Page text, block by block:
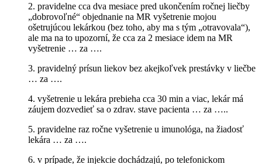
2. pravidelne cca dva mesiace pred ukončením ročnej liečby
„dobrovoľné“ objednanie na MR vyšetrenie mojou
ošetrujúcou lekárkou (bez toho, aby ma s tým „otravovala“),
ale ma na to upozorní, že cca za 2 mesiace idem na MR
vyšetrenie … za ….
3. pravidelný prísun liekov bez akejkoľvek prestávky v liečbe
… za ….
4. vyšetrenie u lekára prebieha cca 30 min a viac, lekár má
záujem dozvedieť sa o zdrav. stave pacienta … za …..
5. pravidelne raz ročne vyšetrenie u imunológa, na žiadosť
lekára … za ….
6. v prípade, že injekcie dochádzajú, po telefonickom